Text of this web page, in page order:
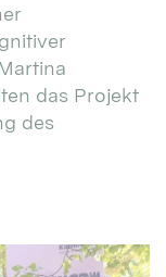
das Projekt
des